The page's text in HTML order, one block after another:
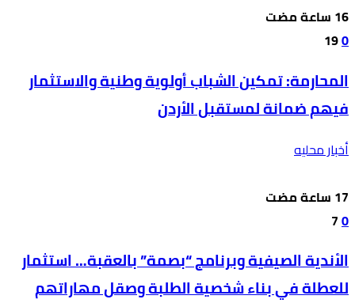
0
19
المحارمة: تمكين الشباب أولوية وطنية والاستثمار
فيهم ضمانة لمستقبل الأردن
أخبار محليه
0
7
الأندية الصيفية وبرنامج “بصمة” بالعقبة… استثمار
للعطلة في بناء شخصية الطلبة وصقل مهاراتهم